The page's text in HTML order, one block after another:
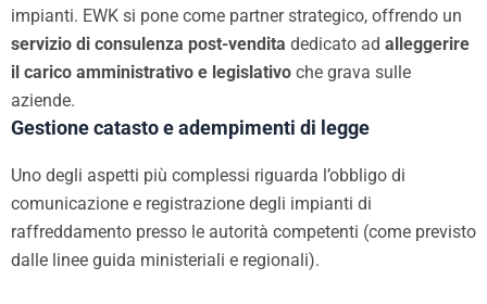
impianti. EWK si pone come partner strategico, offrendo un
servizio di consulenza post-vendita dedicato ad alleggerire
il carico amministrativo e legislativo che grava sulle
aziende.
Gestione catasto e adempimenti di legge
Uno degli aspetti più complessi riguarda l’obbligo di
comunicazione e registrazione degli impianti di
raffreddamento presso le autorità competenti (come previsto
dalle linee guida ministeriali e regionali).